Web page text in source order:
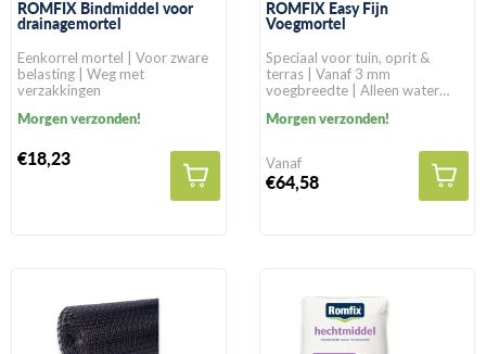
ROMFIX Bindmiddel voor
drainagemortel
Eenkorrel mortel | Voor zware
belasting | Weg met
verzakkingen
Morgen verzonden!
€18,23
ROMFIX Easy Fijn
Voegmortel
Speciaal voor tuin, oprit &
terras | Vanaf 3 mm
voegbreedte | Alleen water
Morgen verzonden!
Vanaf
€64,58